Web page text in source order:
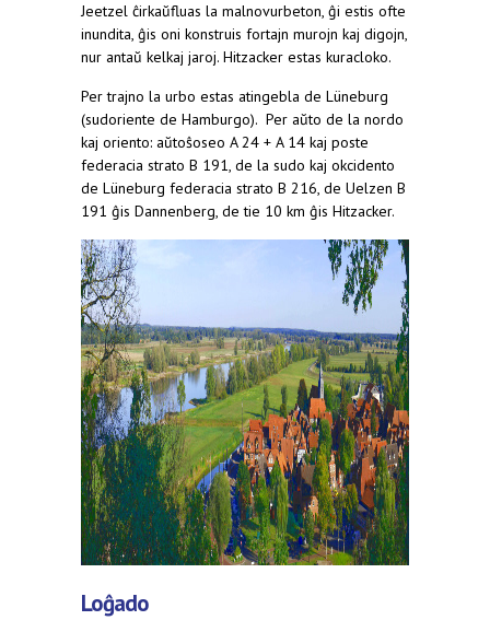
Jeetzel ĉirkaŭfluas la malnovurbeton, ĝi estis ofte
inundita, ĝis oni konstruis fortajn murojn kaj digojn,
nur antaŭ kelkaj jaroj. Hitzacker estas kuracloko.
Per trajno la urbo estas atingebla de Lüneburg
(sudoriente de Hamburgo). Per aŭto de la nordo
kaj oriento: aŭtoŝoseo A 24 + A 14 kaj poste
federacia strato B 191, de la sudo kaj okcidento
de Lüneburg federacia strato B 216, de Uelzen B
191 ĝis Dannenberg, de tie 10 km ĝis Hitzacker.
Loĝado